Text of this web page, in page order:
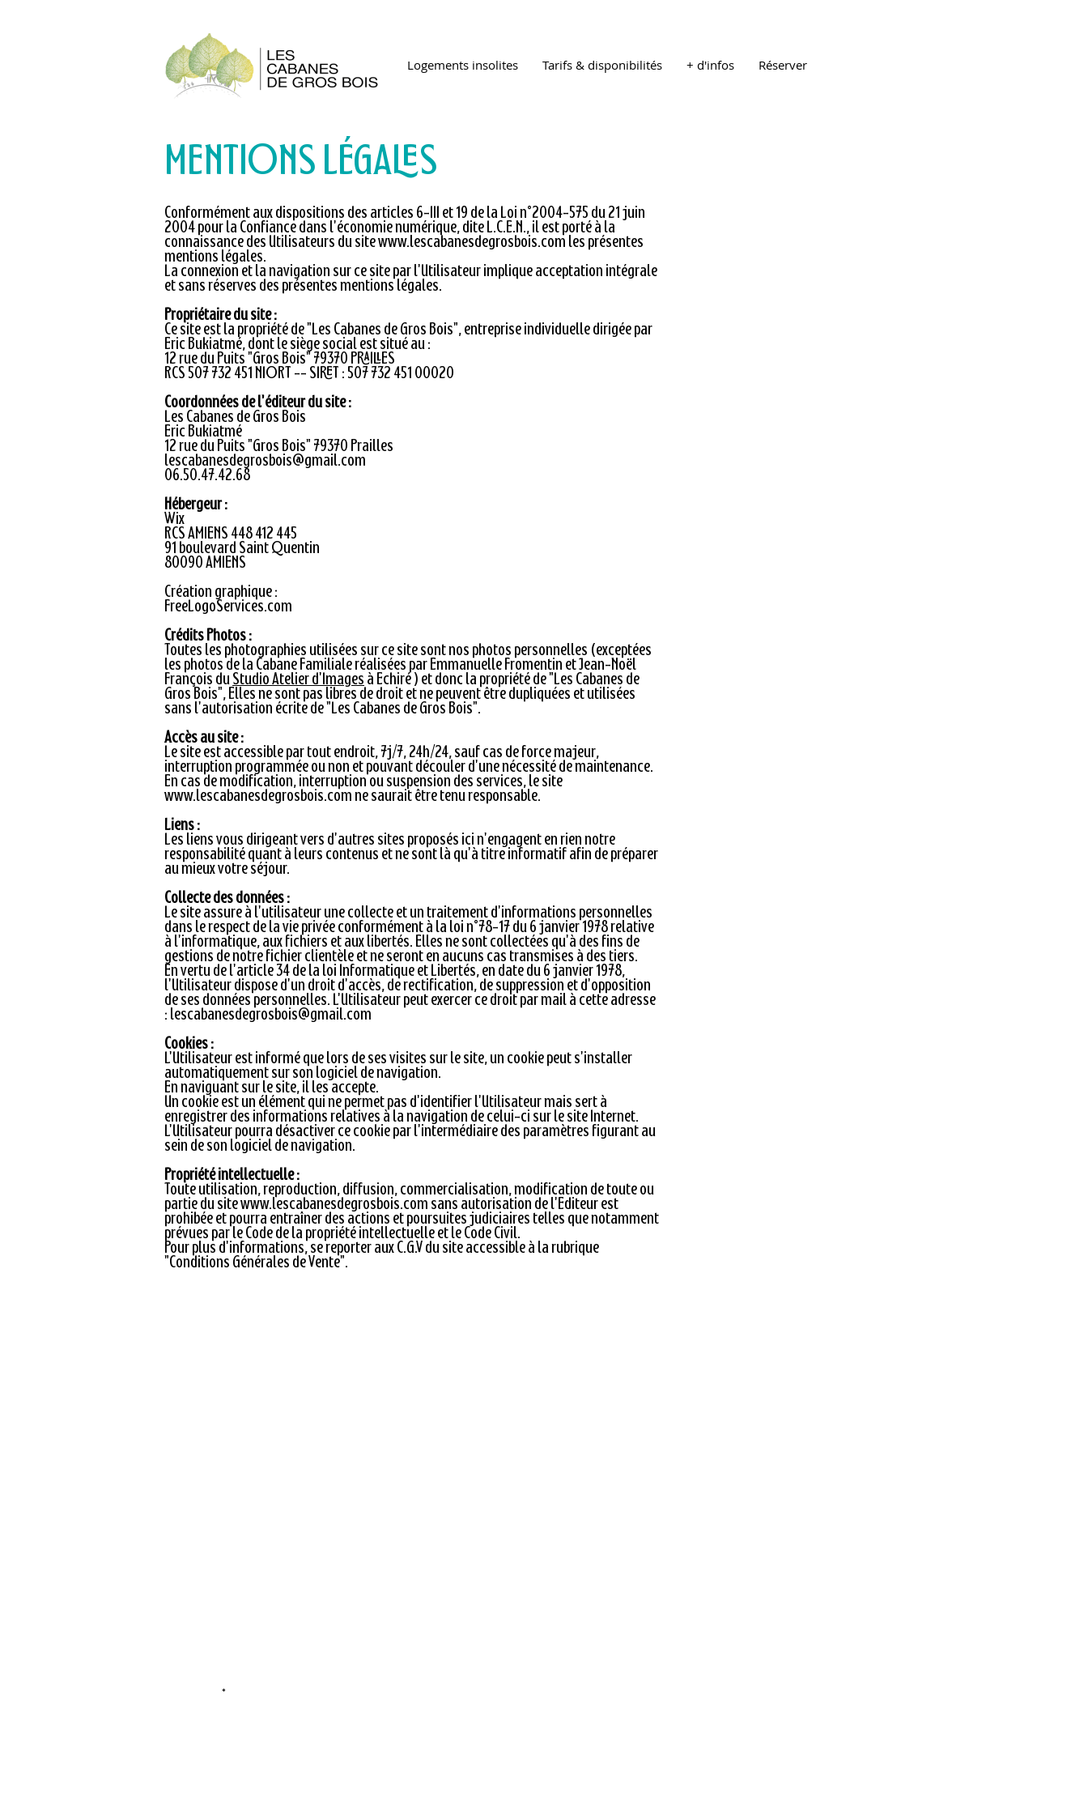
Logements insolites Tarifs & disponibilités + d'infos Réserver
MENTIONS LÉGALES
Conformément aux dispositions des articles 6-III et 19 de la Loi n°2004-575 du 21 juin
2004 pour la Confiance dans l'économie numérique, dite L.C.E.N., il est porté à la
connaissance des Utilisateurs du sitewww.lescabanesdegrosbois.com les présentes
mentions légales.
La connexion et la navigation sur ce site par l'Utilisateur implique acceptation intégrale
et sans réserves des présentes mentions légales.
Propriétaire du site :
Ce site est la propriété de "Les Cabanes de Gros Bois", entreprise individuelle dirigée par
Eric Bukiatmé, dont le siège social est situé au :
12 rue du Puits "Gros Bois" 79370 PRAILLES
RCS 507 732 451 NIORT -- SIRET : 507 732 451 00020
Coordonnées de l'éditeur du site :
Les Cabanes de Gros Bois
Eric Bukiatmé
12 rue du Puits "Gros Bois" 79370 Prailles
lescabanesdegrosbois@gmail.com
06.50.47.42.68
Hébergeur :
Wix
RCS AMIENS 448 412 445
91 boulevard Saint Quentin
80090 AMIENS
Création graphique :
FreeLogoServices.com
Crédits Photos :
Toutes les photographies utilisées sur ce site sont nos photos personnelles (exceptées
les photos de la Cabane Familiale réalisées par Emmanuelle Fromentin et Jean-Noël
François du Studio Atelier d'Images à Echiré ) et donc la propriété de "Les Cabanes de
Gros Bois", Elles ne sont pas libres de droit et ne peuvent être dupliquées et utilisées
sans l'autorisation écrite de "Les Cabanes de Gros Bois".
Accès au site :
Le site est accessible par tout endroit, 7j/7, 24h/24, sauf cas de force majeur,
interruption programmée ou non et pouvant découler d'une nécessité de maintenance.
En cas de modification, interruption ou suspension des services, le site
www.lescabanesdegrosbois.com ne saurait être tenu responsable.
Liens :
Les liens vous dirigeant vers d'autres sites proposés ici n'engagent en rien notre
responsabilité quant à leurs contenus et ne sont là qu'à titre informatif afin de préparer
au mieux votre séjour.
Collecte des données :
Le site assure à l'utilisateur une collecte et un traitement d'informations personnelles
dans le respect de la vie privée conformément à la loi n°78-17 du 6 janvier 1978 relative
à l'informatique, aux fichiers et aux libertés. Elles ne sont collectées qu'à des fins de
gestions de notre fichier clientèle et ne seront en aucuns cas transmises à des tiers.
En vertu de l'article 34 de la loi Informatique et Libertés, en date du 6 janvier 1978,
l'Utilisateur dispose d'un droit d'accès, de rectification, de suppression et d'opposition
de ses données personnelles. L'Utilisateur peut exercer ce droit par mail à cette adresse
: lescabanesdegrosbois@gmail.com
Cookies :
L'Utilisateur est informé que lors de ses visites sur le site, un cookie peut s'installer
automatiquement sur son logiciel de navigation.
En naviguant sur le site, il les accepte.
Un cookie est un élément qui ne permet pas d'identifier l'Utilisateur mais sert à
enregistrer des informations relatives à la navigation de celui-ci sur le site Internet.
L'Utilisateur pourra désactiver ce cookie par l'intermédiaire des paramètres figurant au
sein de son logiciel de navigation.
Propriété intellectuelle :
Toute utilisation, reproduction, diffusion, commercialisation, modification de toute ou
partie du sitewww.lescabanesdegrosbois.com sans autorisation de l'Editeur est
prohibée et pourra entraîner des actions et poursuites judiciaires telles que notamment
prévues par le Code de la propriété intellectuelle et le Code Civil.
Pour plus d'informations, se reporter aux C.G.V du site accessible à la rubrique
"Conditions Générales de Vente".